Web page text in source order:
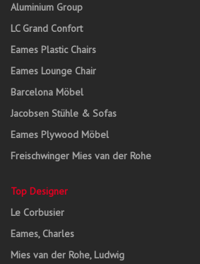
Aluminium Group
LC Grand Confort
Eames Plastic Chairs
Eames Lounge Chair
Barcelona Möbel
Jacobsen Stühle & Sofas
Eames Plywood Möbel
Freischwinger Mies van der Rohe
Top Designer
Le Corbusier
Eames, Charles
Mies van der Rohe, Ludwig